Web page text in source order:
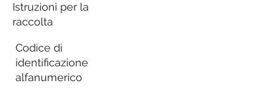
Istruzioni per la
raccolta
Codice di
identificazione
alfanumerico